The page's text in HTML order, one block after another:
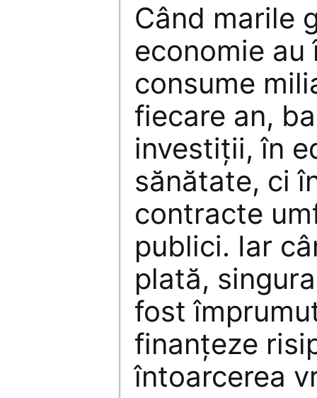
Când marile
economie
consume
fiecare an,
investiţii, în
sănătate, ci
contracte
publici. Iar
plată,
fost
finanţeze
întoarcerea